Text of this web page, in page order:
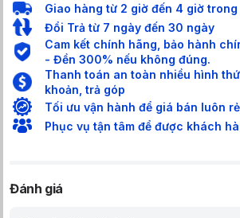
Dàn nóng có lớp phủ chống
ăn mòn
Chức năng tự chẩn đoán lỗi
Hiển thị màn hình điện tử
Chức năng khóa an toàn cho
trẻ em
Làm lạnh nhanh trong tích tắc
khi mới bật máy
Giao hàng từ 2 giờ đến 4 giờ
Đổi Trả từ 7 ngày đến 30 ngày
Cam kết chính hãng, bảo hành
- Đền 300% nếu không đúng.
Thanh toán an toàn nhiều hình
khoản, trả góp
Tối ưu vận hành để giá bán luôn
Phục vụ tận tâm để được khách
Đánh giá